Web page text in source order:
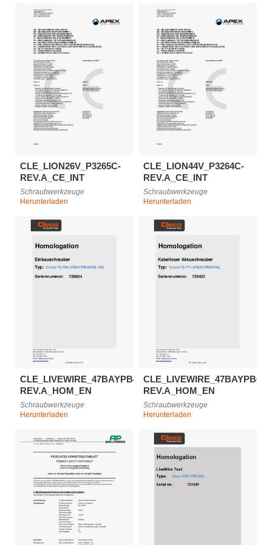
CLE_LION26V_P3265C-
REV.A_CE_INT
Schraubwerkzeuge
Herunterladen
CLE_LION44V_P3264C-
REV.A_CE_INT
Schraubwerkzeuge
Herunterladen
CLE_LIVEWIRE_47BAYPB48P3L-
REV.A_HOM_EN
Schraubwerkzeuge
Herunterladen
REV.A_HOM_EN
Schraubwerkzeuge
Herunterladen